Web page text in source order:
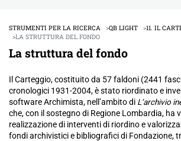
STRUMENTI PER LA RICERCA QB LIGHT
11. IL
LA STRUTTURA DEL FONDO
La struttura del fondo
Il Carteggio, costituito da 57 faldoni (2441
cronologici 1931-2004, è stato riordinato e
software Archimista, nell’ambito di L’archivio
che, con il sostegno di Regione Lombardia, ha
realizzazione di interventi di riordino e
fondi archivistici e bibliografici di Fondazione,